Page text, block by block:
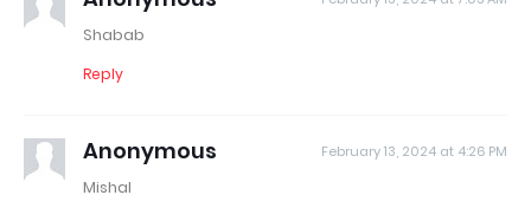
Shabab
Reply
Anonymous February 13, 2024 at 4:26 PM
Mishal